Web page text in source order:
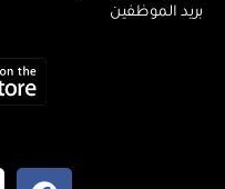
بريد الموظفين